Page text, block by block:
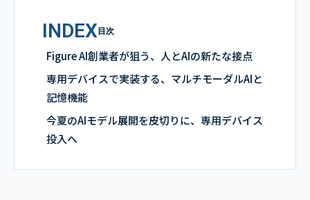
INDEX目次
Figure AI創業者が狙う、人とAIの新たな接点
専用デバイスで実装する、マルチモーダルAIと
記憶機能
今夏のAIモデル展開を皮切りに、専用デバイス
投入へ